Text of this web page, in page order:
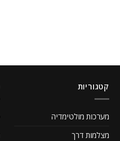
קטגוריות
מערכות מולטימדיה
מצלמות דרך